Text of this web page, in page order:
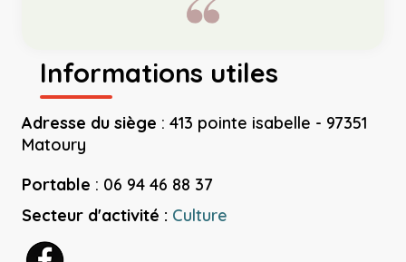
Informations utiles
Adresse du siège : 413 pointe isabelle - 97351
Matoury
Portable : 06 94 46 88 37
Secteur d'activité : Culture